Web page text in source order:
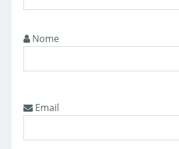
Nome
Email